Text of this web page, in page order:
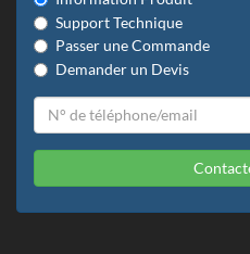
Support Technique
Passer une Commande
Demander un Devis